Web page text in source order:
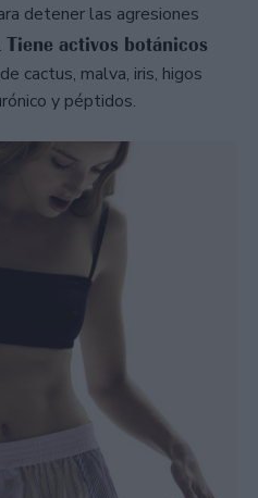
detener las agresiones
Tiene activos botánicos
cactus, malva, iris, higos
y péptidos.